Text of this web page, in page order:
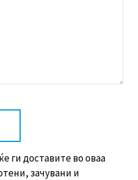
ги доставите во оваа
зачувани и